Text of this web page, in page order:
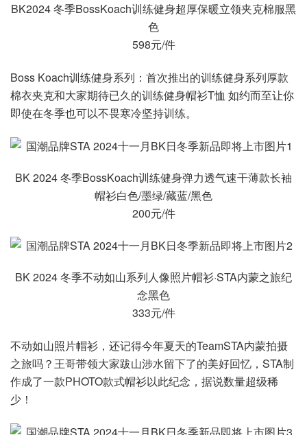
BK2024 冬季BossKoach训练健身超厚保暖立领夹克棉服黑
色
598元/件
Boss Koach训练健身系列：首次推出的训练健身系列厚款
棉衣夹克和大家期待已久的训练健身帽衫T恤 如约而至让你
即使在冬季也可以不畏寒冷坚持训练。
BK 2024 冬季BossKoach训练健身弹力透气速干薄款长袖
帽衫白色/墨绿/藏蓝/黑色
200元/件
BK 2024 冬季不动如山系列人像照片帽衫·STA内蒙之旅纪
念黑色
333元/件
不动如山照片帽衫，还记得今年夏天的TeamSTA内蒙拍摄
之旅吗？王哥带领大家跋山涉水留下了的美好回忆，STA制
作成了一款PHOTO款式帽衫以此纪念，据说数量超级稀
少！